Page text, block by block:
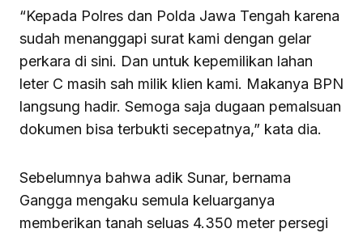
“Kepada Polres dan Polda Jawa Tengah karena
sudah menanggapi surat kami dengan gelar
perkara di sini. Dan untuk kepemilikan lahan
leter C masih sah milik klien kami. Makanya BPN
langsung hadir. Semoga saja dugaan pemalsuan
dokumen bisa terbukti secepatnya,” kata dia.
Sebelumnya bahwa adik Sunar, bernama
Gangga mengaku semula keluarganya
memberikan tanah seluas 4.350 meter persegi